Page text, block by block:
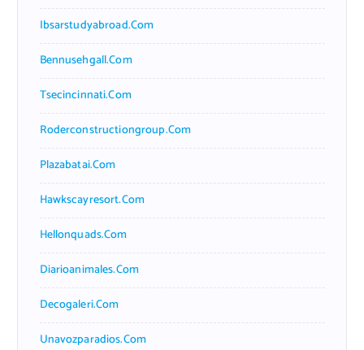
Ibsarstudyabroad.com
Bennusehgall.com
Tsecincinnati.com
Roderconstructiongroup.com
Plazabatai.com
Hawkscayresort.com
Hellonquads.com
Diarioanimales.com
Decogaleri.com
Unavozparadios.com